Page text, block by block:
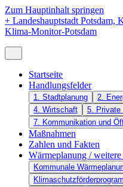
Zum Hauptinhalt springen
+ Landeshauptstadt Potsdam,
Klima-Monitor-Potsdam
Startseite
Handlungsfelder
1. Stadtplanung 2.
4. Wirtschaft
5. Private
7. Kommunikation und
Maßnahmen
Zahlen und Fakten
Wärmeplanung /
Kommunale